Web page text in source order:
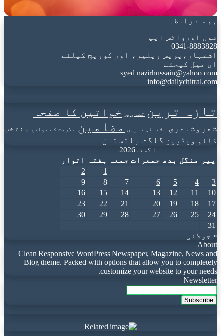
ہم سے رابطہ
فون اورواٹس ایپ
0341-8883828
اشتہار،پریس ریلیز، اور کوریج کیلئے
ای میل کیجئے
syed.nazirhussain@yahoo.com
info@dailychitral.com
تازہ ترین تصاویر خواتین کا صفحہ
شعروشاعری علاقائی خبریں مضامین ملازمت کے مواقع
منتخب
کالم ویڈیوز گلگت بلتستان
اگست 2026
پیر
منگل بدھ جمعرات جمعہ ہفتہ
اتوار
1
2
3
4
5
6
7
8
9
10
11
12
13
14
15
16
17
18
19
20
21
22
23
24
25
26
27
28
29
30
31
« جولائی
About
Clean Responsive WordPress Newspaper, Magazine, News and
Blog theme. Packed with options that allow you to completely
customize your website to your needs.
Newsletter
Enter
your
Email